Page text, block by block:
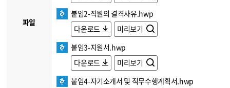
파일
붙임2-직원의 결격사유.hwp
다운로드
미리보기
붙임3-지원서.hwp
다운로드
미리보기
붙임4-자기소개서 및 직무수행계획서.hwp